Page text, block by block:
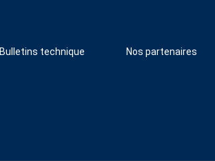
Bulletins technique Nos partenaires